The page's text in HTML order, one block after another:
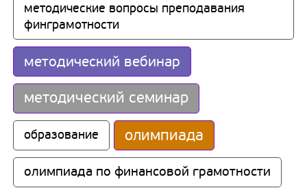
методические вопросы преподавания
финграмотности
методический вебинар
методический семинар
образование олимпиада
олимпиада по финансовой грамотности